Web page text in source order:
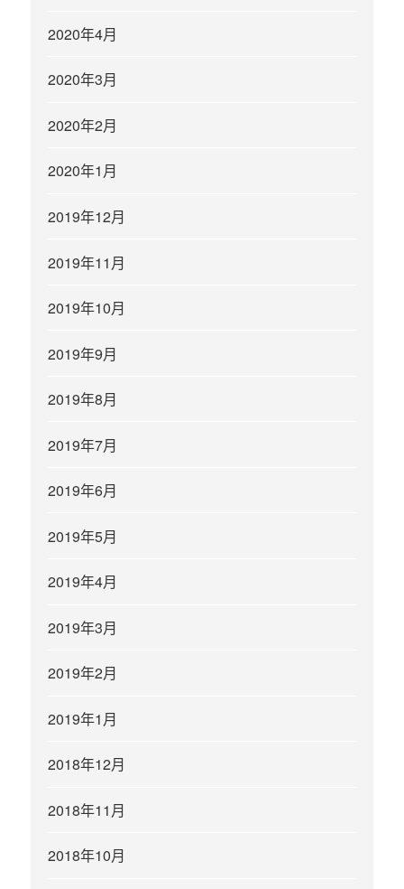
2020年4月
2020年3月
2020年2月
2020年1月
2019年12月
2019年11月
2019年10月
2019年9月
2019年8月
2019年7月
2019年6月
2019年5月
2019年4月
2019年3月
2019年2月
2019年1月
2018年12月
2018年11月
2018年10月